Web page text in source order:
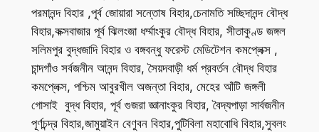
পরমানন্দ বিহার ,পূর্ব জোয়ারা সন্তোষ বিহার,চেনামতি সচ্ছিদানন্দ বৌদ্ধ
বিহার,কক্সবাজার পূর্ব ঝিলংজা ধর্ম্মাংকুর বৌদ্ধ বিহার, সীতাকুণ্ড জঙ্গল
সলিমপুর বুদ্ধজাদি বিহার ও বঙ্গবন্ধু ফরেস্ট মেডিটেশন কমপ্লেক্স ,
চান্দগাঁও সর্বজনীন আনন্দ বিহার, সৈয়দবাড়ী ধর্ম প্রবর্তন বৌদ্ধ বিহার
কমপ্লেক্স, পশ্চিম আবুরখীল অজন্তা বিহার, মেহের আঁটি জঙ্গলী
গোসাই বুদ্ধ বিহার, পূর্ব গুজরা জ্ঞানাংকুর বিহার, বৈদ্যপাড়া সার্বজনীন
পূর্ণচন্দ্র বিহার,জামুয়াইন বেণুবন বিহার,পুটিবিলা মহাবোধি বিহার,সুবলং